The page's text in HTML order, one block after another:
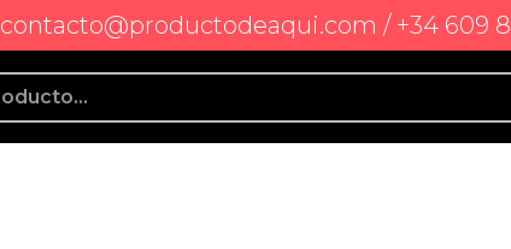
contacto@productodeaqui.com / +34 609